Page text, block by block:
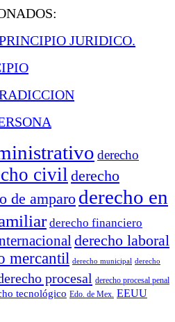
JURIDICO.
derecho
civil derecho
de amparoderecho en
derecho financiero
derecho laboral
mercantil derecho municipal derecho
procesal derecho procesal penal
tecnológico Edo. de Mex. EEUU